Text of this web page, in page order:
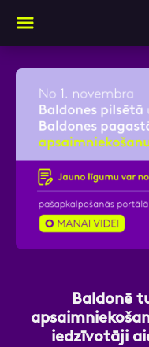
Baldonē
iedzīvotāji
Aizpildi
Vārds, Uzvārds
Kontakttālrunis